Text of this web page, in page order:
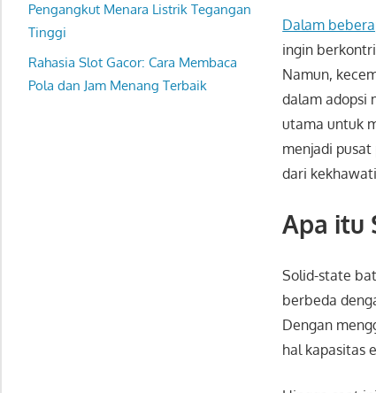
Dalam
ingin
Namun,
dalam adopsi
utama untuk
menjadi
dari
Apa itu
Solid-state
berbeda
Dengan
hal kapasitas
Pengangkut Menara Listrik Tegangan
Tinggi
Rahasia Slot Gacor: Cara Membaca
Pola dan Jam Menang Terbaik